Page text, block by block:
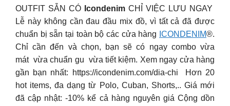
OUTFIT SẴN CÓ Icondenim CHỈ VIỆC LƯU NGAY
Lễ này không cần đau đầu mix đồ, vì tất cả đã được
chuẩn bị sẵn tại toàn bộ các cửa hàng ICONDENIM®.
Chỉ cần đến và chọn, bạn sẽ có ngay combo vừa
mát vừa chuẩn gu vừa tiết kiệm. Xem ngay cửa hàng
gần bạn nhất: https://icondenim.com/dia-chi ️ Hơn 20
hot items, đa dạng từ Polo, Cuban, Shorts,.. Giá mới
đã cập nhật: -10% kể cả hàng nguyên giá ️Cộng dồn